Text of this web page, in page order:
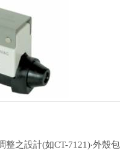
整之設計(如CT-7121)‧外殼包